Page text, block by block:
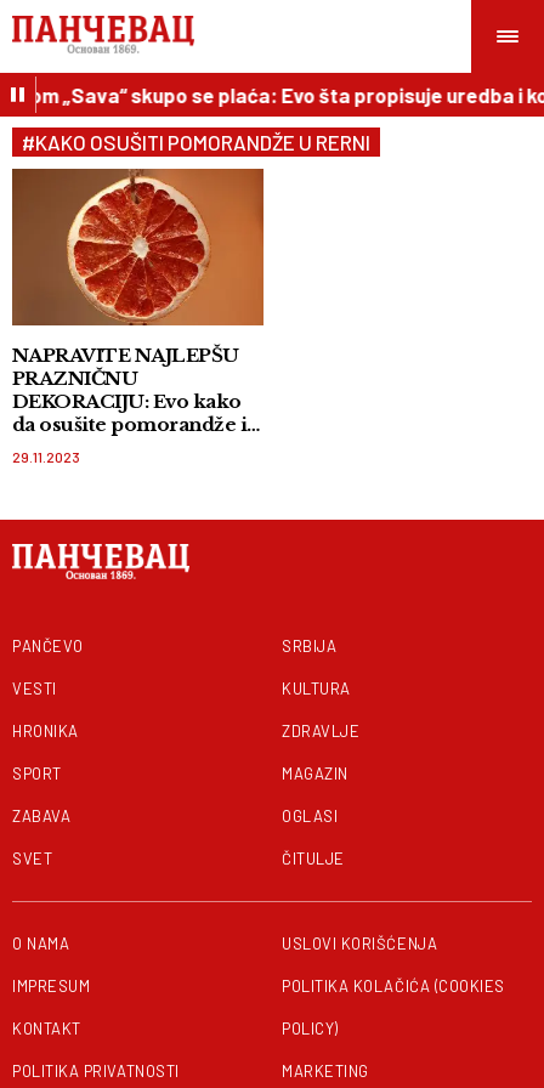
„Sava“ skupo se plaća: Evo šta propisuje uredba i
#KAKO OSUŠITI POMORANDŽE U RERNI
NAPRAVITE NAJLEPŠU
PRAZNIČNU
DEKORACIJU: Evo kako
da osušite pomorandže i
ulepšavanje kolača i
29.11.2023
PANČEVO
VESTI
HRONIKA
SPORT
ZABAVA
SVET
SRBIJA
KULTURA
ZDRAVLJE
MAGAZIN
OGLASI
ČITULJE
O NAMA
IMPRESUM
KONTAKT
POLITIKA PRIVATNOSTI
USLOVI KORIŠĆENJA
POLITIKA KOLAČIĆA (COOKIES
POLICY)
MARKETING